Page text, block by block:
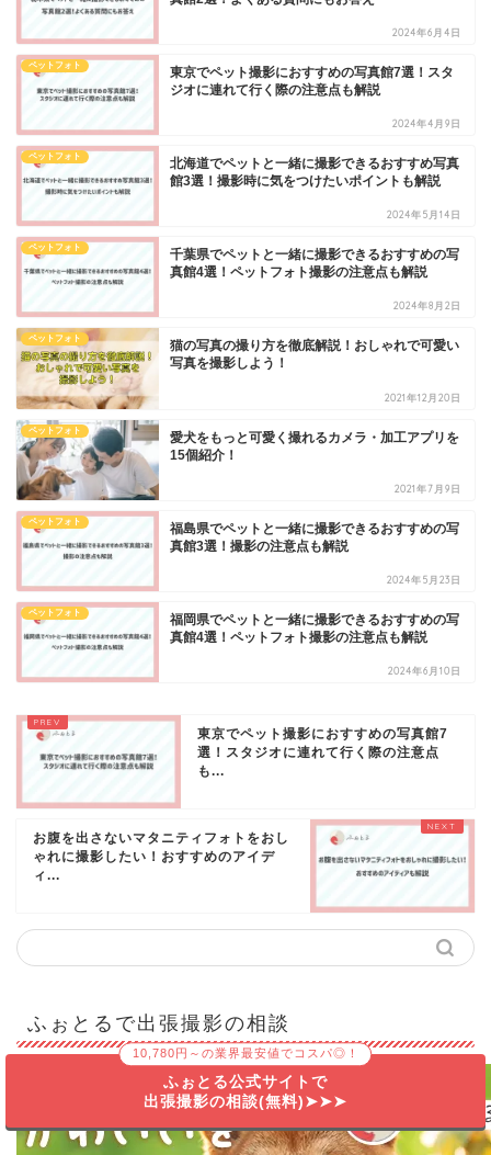
2024年6月4日
ペットフォト
東京でペット撮影におすすめの写真館7選！スタ
ジオに連れて行く際の注意点も解説
2024年4月9日
ペットフォト
北海道でペットと一緒に撮影できるおすすめ写真
館3選！撮影時に気をつけたいポイントも解説
2024年5月14日
ペットフォト
千葉県でペットと一緒に撮影できるおすすめの写
真館4選！ペットフォト撮影の注意点も解説
2024年8月2日
ペットフォト
猫の写真の撮り方を徹底解説！おしゃれで可愛い
写真を撮影しよう！
2021年12月20日
ペットフォト
愛犬をもっと可愛く撮れるカメラ・加工アプリを
15個紹介！
2021年7月9日
ペットフォト
福島県でペットと一緒に撮影できるおすすめの写
真館3選！撮影の注意点も解説
2024年5月23日
ペットフォト
福岡県でペットと一緒に撮影できるおすすめの写
真館4選！ペットフォト撮影の注意点も解説
2024年6月10日
東京でペット撮影におすすめの写真館7
選！スタジオに連れて行く際の注意点
も...
お腹を出さないマタニティフォトをおし
ゃれに撮影したい！おすすめのアイデ
ィ...
ふぉとるで出張撮影の相談
10,780円～の業界最安値でコスパ◎！
ふぉとる公式サイトで
出張撮影の相談(無料)➤➤➤